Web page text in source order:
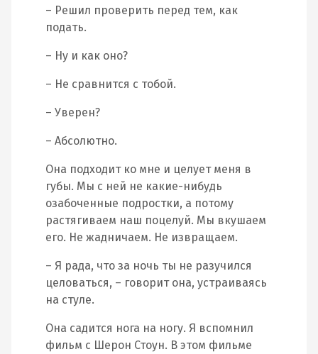
– Решил проверить перед тем, как
подать.
– Ну и как оно?
– Не сравнится с тобой.
– Уверен?
– Абсолютно.
Она подходит ко мне и целует меня в
губы. Мы с ней не какие-нибудь
озабоченные подростки, а потому
растягиваем наш поцелуй. Мы вкушаем
его. Не жадничаем. Не извращаем.
– Я рада, что за ночь ты не разучился
целоваться, – говорит она, устраиваясь
на стуле.
Она садится нога на ногу. Я вспомнил
фильм с Шерон Стоун. В этом фильме